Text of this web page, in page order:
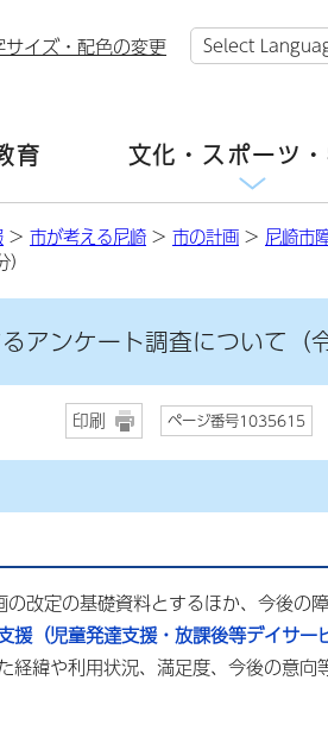
サイズ・配色の変更
育 文化・スポーツ
> 市が考える尼崎 > 市の計画 > 尼崎市
アンケート調査について（
印刷 ページ番号1035615
改定の基礎資料とするほか、今後の
援（児童発達支援・放課後等デイサー
経緯や利用状況、満足度、今後の意向